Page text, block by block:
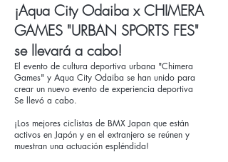
¡Aqua City Odaiba x CHIMERA
GAMES "URBAN SPORTS FES"
se llevará a cabo!
El evento de cultura deportiva urbana "Chimera
Games" y Aqua City Odaiba se han unido para
crear un nuevo evento de experiencia deportiva
Se llevó a cabo.
¡Los mejores ciclistas de BMX Japan que están
activos en Japón y en el extranjero se reúnen y
muestran una actuación espléndida!